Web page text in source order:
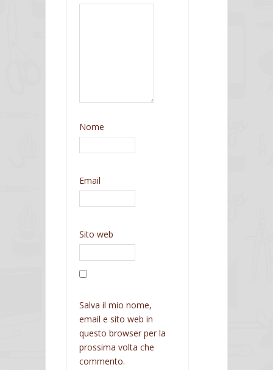
Nome
Email
Sito web
Salva il mio nome,
email e sito web in
questo browser per la
prossima volta che
commento.